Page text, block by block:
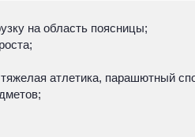
на область поясницы;
атлетика, парашютный